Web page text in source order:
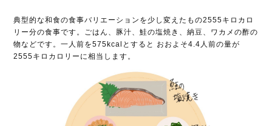
典型的な和食の食事バリエーションを少し変えたもの2555キロカロ
リー分の食事です。ごはん、豚汁、鮭の塩焼き、納豆、ワカメの酢の
物などです。一人前を575kcalとすると おおよそ4.4人前の量が
2555キロカロリーに相当します。